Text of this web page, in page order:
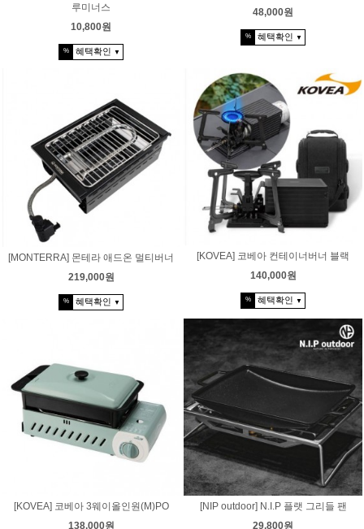
루미너스
10,800원
% 혜택확인 ▼
48,000원
% 혜택확인 ▼
[MONTERRA] 몬테라 애드온 멀티버너
219,000원
% 혜택확인 ▼
[KOVEA] 코베아 컨테이너버너 블랙
140,000원
% 혜택확인 ▼
[KOVEA] 코베아 3웨이올인원(M)PO
138,000원
[NIP outdoor] N.I.P 플랫 그리들 팬
29,800원